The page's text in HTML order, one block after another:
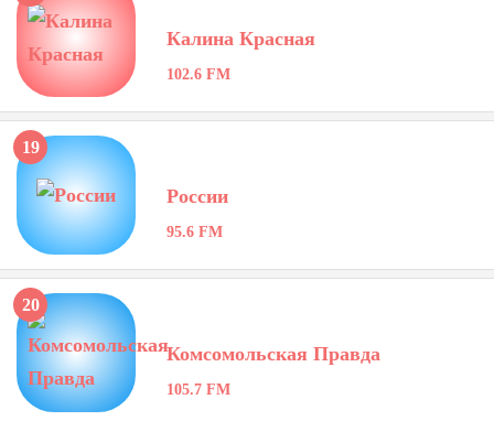
Калина Красная
102.6 FM
19
России
95.6 FM
20
Комсомольская Правда
105.7 FM